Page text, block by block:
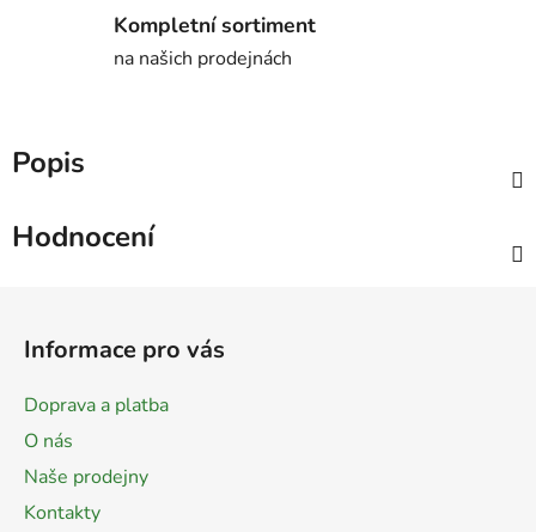
Kompletní sortiment
na našich prodejnách
Popis
Hodnocení
Informace pro vás
Doprava a platba
O nás
Naše prodejny
Kontakty